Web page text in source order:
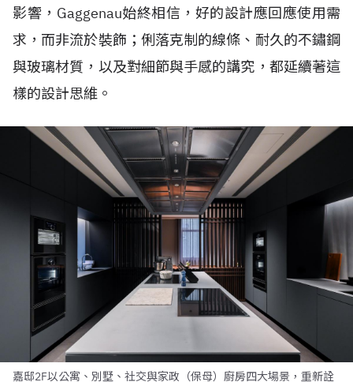
影響，Gaggenau始終相信，好的設計應回應使用需
求，而非流於裝飾；俐落克制的線條、耐久的不鏽鋼
與玻璃材質，以及對細節與手感的講究，都延續著這
樣的設計思維。
嘉邸2F以公寓、別墅、社交與家政（保母）廚房四大場景，重新詮